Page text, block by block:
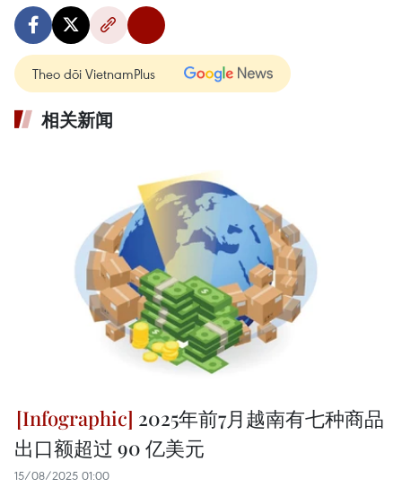
Theo dõi VietnamPlus
相关新闻
2025年前7月越南有七种商品
出口额超过 90 亿美元
15/08/2025 01:00